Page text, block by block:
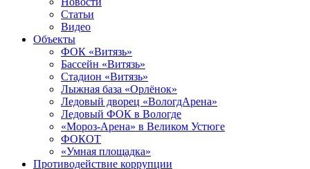
Статьи
Видео
Объекты
ФОК «Витязь»
Бассейн «Витязь»
Стадион «Витязь»
Лыжная база «Орлёнок»
Ледовый дворец «ВологдАрена»
Ледовый ФОК в Вологде
«Мороз-Арена» в Великом Устюге
ФОКОТ
«Умная площадка»
Противодействие коррупции